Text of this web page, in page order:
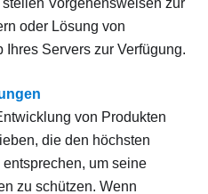
Vorgehensweisen zur
oder Lösung von
Ihres Servers zur Verfügung.
von Produkten
die den höchsten
um seine
zu schützen. Wenn